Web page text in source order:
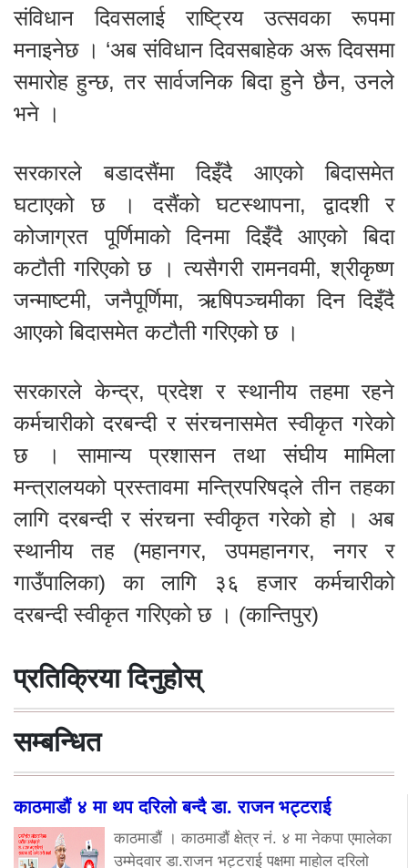
संविधान दिवसलाई राष्ट्रिय उत्सवका रूपमा
मनाइनेछ । ‘अब संविधान दिवसबाहेक अरू दिवसमा
समारोह हुन्छ, तर सार्वजनिक बिदा हुने छैन, उनले
भने ।
सरकारले बडादसैंमा दिइँदै आएको बिदासमेत
घटाएको छ । दसैंको घटस्थापना, द्वादशी र
कोजाग्रत पूर्णिमाको दिनमा दिइँदै आएको बिदा
कटौती गरिएको छ । त्यसैगरी रामनवमी, श्रीकृष्ण
जन्माष्टमी, जनैपूर्णिमा, ऋषिपञ्चमीका दिन दिइँदै
आएको बिदासमेत कटौती गरिएको छ ।
सरकारले केन्द्र, प्रदेश र स्थानीय तहमा रहने
कर्मचारीको दरबन्दी र संरचनासमेत स्वीकृत गरेको
छ । सामान्य प्रशासन तथा संघीय मामिला
मन्त्रालयको प्रस्तावमा मन्त्रिपरिषद्ले तीन तहका
लागि दरबन्दी र संरचना स्वीकृत गरेको हो । अब
स्थानीय तह (महानगर, उपमहानगर, नगर र
गाउँपालिका) का लागि ३६ हजार कर्मचारीको
दरबन्दी स्वीकृत गरिएको छ । (कान्तिपुर)
प्रतिक्रिया दिनुहोस्
सम्बन्धित
काठमाडौं ४ मा थप दरिलो बन्दै डा. राजन भट्टराई
काठमाडौं । काठमाडौं क्षेत्र नं. ४ मा नेकपा एमालेका
उम्मेदवार डा.राजन भट्टराई पक्षमा माहोल दरिलो